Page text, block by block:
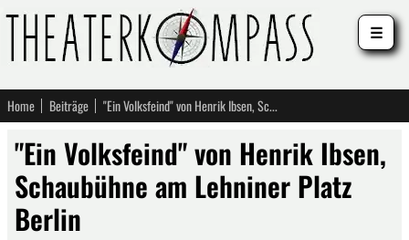
Home Beiträge "Ein Volksfeind" von Henrik Ibsen, Schaubühne am Lehniner Platz Berlin
"Ein Volksfeind" von Henrik Ibsen,
Schaubühne am Lehniner Platz
Berlin
☰